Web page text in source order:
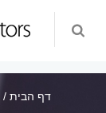
דף הבית